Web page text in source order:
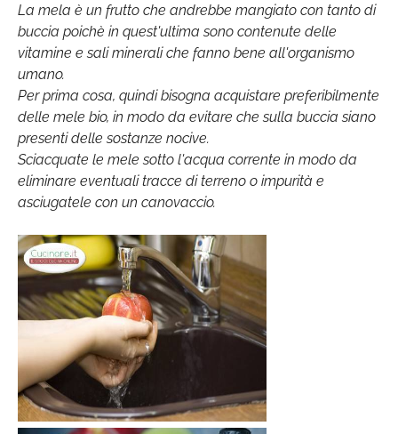
La mela è un frutto che andrebbe mangiato con tanto di
buccia poichè in quest'ultima sono contenute delle
vitamine e sali minerali che fanno bene all'organismo
umano.
Per prima cosa, quindi bisogna acquistare preferibilmente
delle mele bio, in modo da evitare che sulla buccia siano
presenti delle sostanze nocive.
Sciacquate le mele sotto l'acqua corrente in modo da
eliminare eventuali tracce di terreno o impurità e
asciugatele con un canovaccio.